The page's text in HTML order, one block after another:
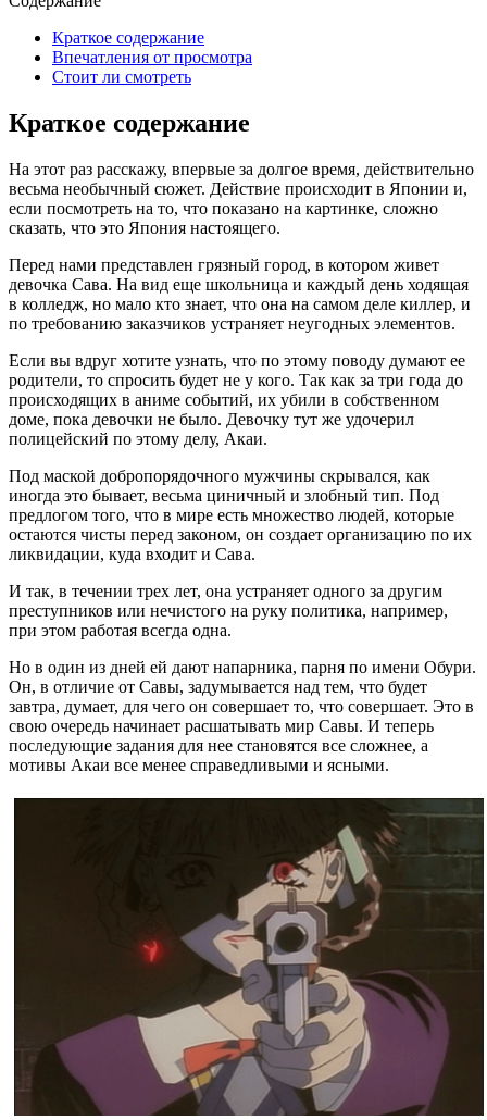
Краткое содержание
Впечатления от просмотра
Стоит ли смотреть
Краткое содержание
На этот раз расскажу, впервые за долгое время, действительно
весьма необычный сюжет. Действие происходит в Японии и,
если посмотреть на то, что показано на картинке, сложно
сказать, что это Япония настоящего.
Перед нами представлен грязный город, в котором живет
девочка Сава. На вид еще школьница и каждый день ходящая
в колледж, но мало кто знает, что она на самом деле киллер, и
по требованию заказчиков устраняет неугодных элементов.
Если вы вдруг хотите узнать, что по этому поводу думают ее
родители, то спросить будет не у кого. Так как за три года до
происходящих в аниме событий, их убили в собственном
доме, пока девочки не было. Девочку тут же удочерил
полицейский по этому делу, Акаи.
Под маской добропорядочного мужчины скрывался, как
иногда это бывает, весьма циничный и злобный тип. Под
предлогом того, что в мире есть множество людей, которые
остаются чисты перед законом, он создает организацию по их
ликвидации, куда входит и Сава.
И так, в течении трех лет, она устраняет одного за другим
преступников или нечистого на руку политика, например,
при этом работая всегда одна.
Но в один из дней ей дают напарника, парня по имени Обури.
Он, в отличие от Савы, задумывается над тем, что будет
завтра, думает, для чего он совершает то, что совершает. Это в
свою очередь начинает расшатывать мир Савы. И теперь
последующие задания для нее становятся все сложнее, а
мотивы Акаи все менее справедливыми и ясными.